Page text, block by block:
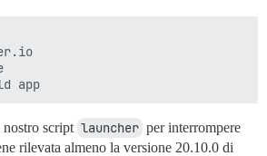
script launcher per interrompere
rilevata almeno la versione 20.10.0 di